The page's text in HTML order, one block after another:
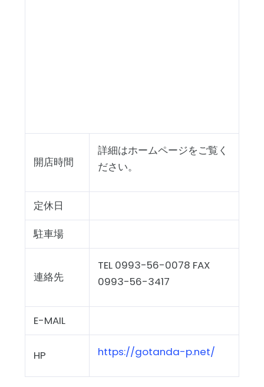
開店時間
詳細はホームページをご覧く
ださい。
定休日
駐車場
連絡先
TEL 0993-56-0078 FAX
0993-56-3417
E-MAIL
HP https://gotanda-p.net/